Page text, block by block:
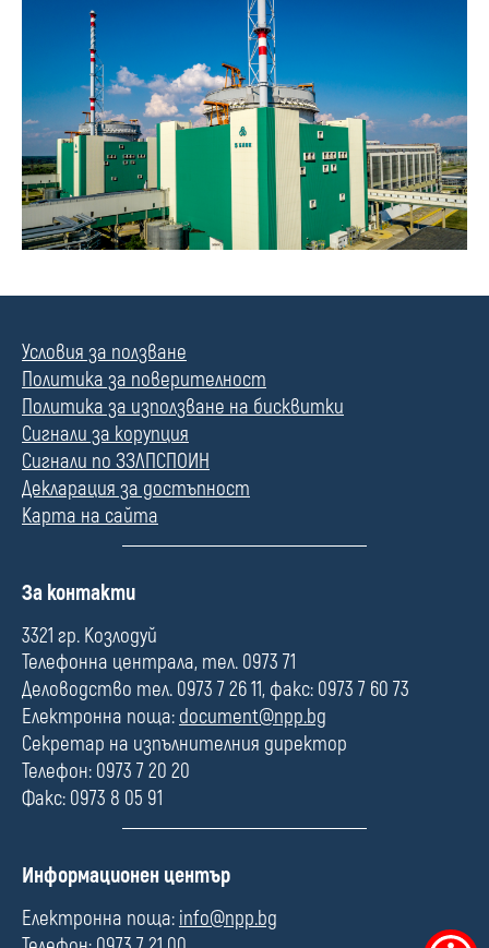
Условия за ползване
Политика за поверителност
Политика за използване на бисквитки
Сигнали за корупция
Сигнали по ЗЗЛПСПОИН
Декларация за достъпност
Карта на сайта
П
л
е
За контакти
3321 гр. Козлодуй
Телефонна централа, тел. 0973 71
Деловодство тел. 0973 7 26 11, факс: 0973 7 60 73
Електронна поща: document@npp.bg
Секретар на изпълнителния директор
Телефон: 0973 7 20 20
Факс: 0973 8 05 91
П
л
е
Информационен център
Електронна поща: info@npp.bg